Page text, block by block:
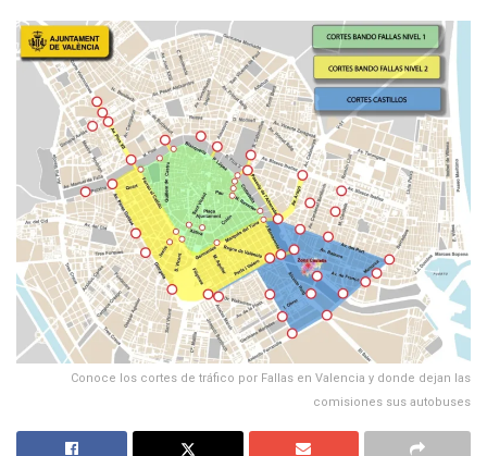
Conoce los cortes de tráfico por Fallas en Valencia y donde dejan las
comisiones sus autobuses